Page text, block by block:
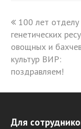
previous
post:
100 лет отделу
генетических
овощных и
культур ВИР:
поздравляем!
Для